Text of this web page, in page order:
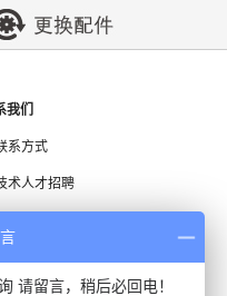
我们
系方式
术人才招聘
请留言，稍后必回电！